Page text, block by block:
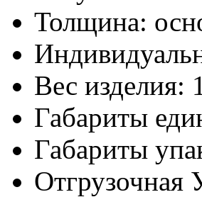
Толщина:
Вес изделия:
Габариты
Габариты
Отгрузочная